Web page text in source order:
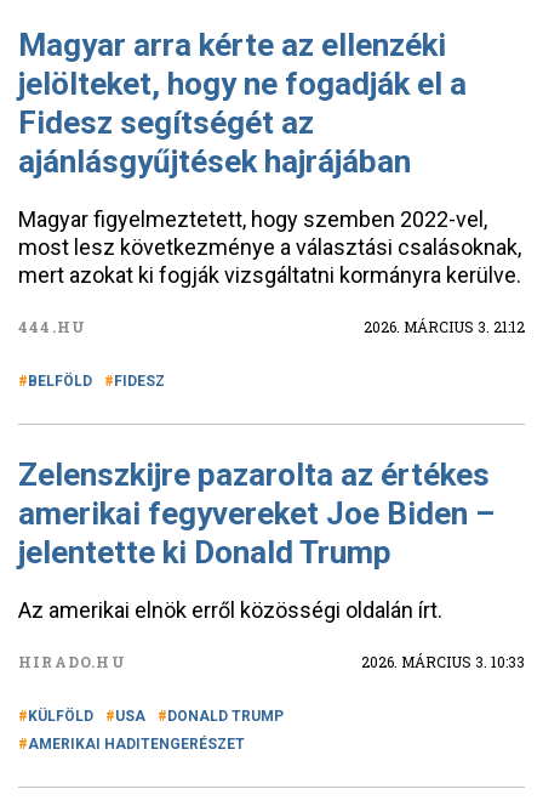
Magyar arra kérte az ellenzéki
jelölteket, hogy ne fogadják el a
Fidesz segítségét az
ajánlásgyűjtések hajrájában
Magyar figyelmeztetett, hogy szemben 2022-vel,
most lesz következménye a választási csalásoknak,
mert azokat ki fogják vizsgáltatni kormányra kerülve.
444.HU 2026. MÁRCIUS 3. 21:12
BELFÖLD FIDESZ
Zelenszkijre pazarolta az értékes
amerikai fegyvereket Joe Biden –
jelentette ki Donald Trump
Az amerikai elnök erről közösségi oldalán írt.
HIRADO.HU 2026. MÁRCIUS 3. 10:33
KÜLFÖLD USA
DONALD TRUMP
AMERIKAI HADITENGERÉSZET